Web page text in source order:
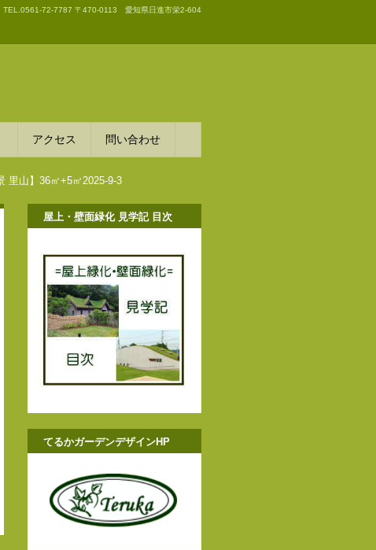
TEL. 0561-72-7787 〒470-0113 愛知県日進市栄2-604
アクセス 問い合わせ
里山】36㎡+5㎡2025-9-3
屋上・壁面緑化 見学記 目次
てるかガーデンデザインHP